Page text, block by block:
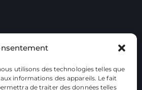
utilisons des technologies telles que
informations des appareils. Le fait
de traiter des données telles